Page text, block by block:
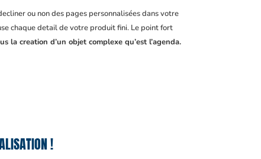
ou non des pages personnalisées dans votre
chaque detail de votre produit fini. Le point fort
la creation d’un objet complexe qu’est l’agenda.
!